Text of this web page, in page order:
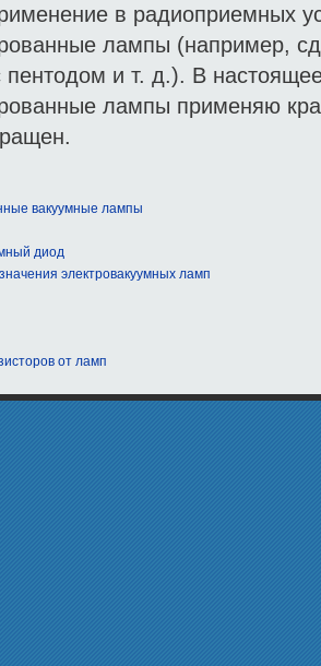
в радиоприемных
лампы (например,
пентодом и т. д.). В
лампы при­меняю
вакуумные лампы
диод
электровакуумных ламп
от ламп